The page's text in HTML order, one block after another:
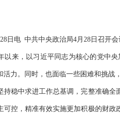
电 中共中央政治局4月28日召开会
，以习近平同志为核心的党中央
活力。同时，也面临一些困难和挑战
中求进工作总基调，完整准确全
可控，精准有效实施更加积极的财